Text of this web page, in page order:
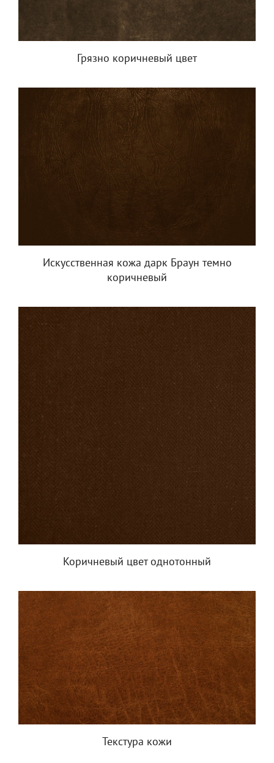
Грязно коричневый цвет
Искусственная кожа дарк Браун темно
коричневый
Коричневый цвет однотонный
Текстура кожи